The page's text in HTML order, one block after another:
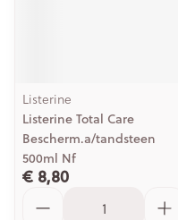
Listerine
Listerine Total Care
Bescherm.a/tandsteen
500ml Nf
€ 8,80